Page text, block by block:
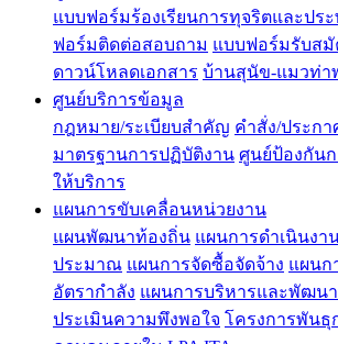
แบบฟอร์มร้องเรียนการทุจริตและปร
ฟอร์มติดต่อสอบถาม แบบฟอร์มรับสมั
ดาวน์โหลดเอกสาร บ้านสุนัข-แมวท่า
ศูนย์บริการข้อมูล
กฎหมาย/ระเบียบสำคัญ คำสั่ง/ประกา
มาตรฐานการปฏิบัติงาน ศูนย์ป้องกัน
ให้บริการ
แผนการขับเคลื่อนหน่วยงาน
แผนพัฒนาท้องถิ่น แผนการดําเนินงา
ประมาณ แผนการจัดซื้อจัดจ้าง แผนก
อัตรากําลัง แผนการบริหารและพัฒน
ประเมินความพึงพอใจ โครงการพันธุ